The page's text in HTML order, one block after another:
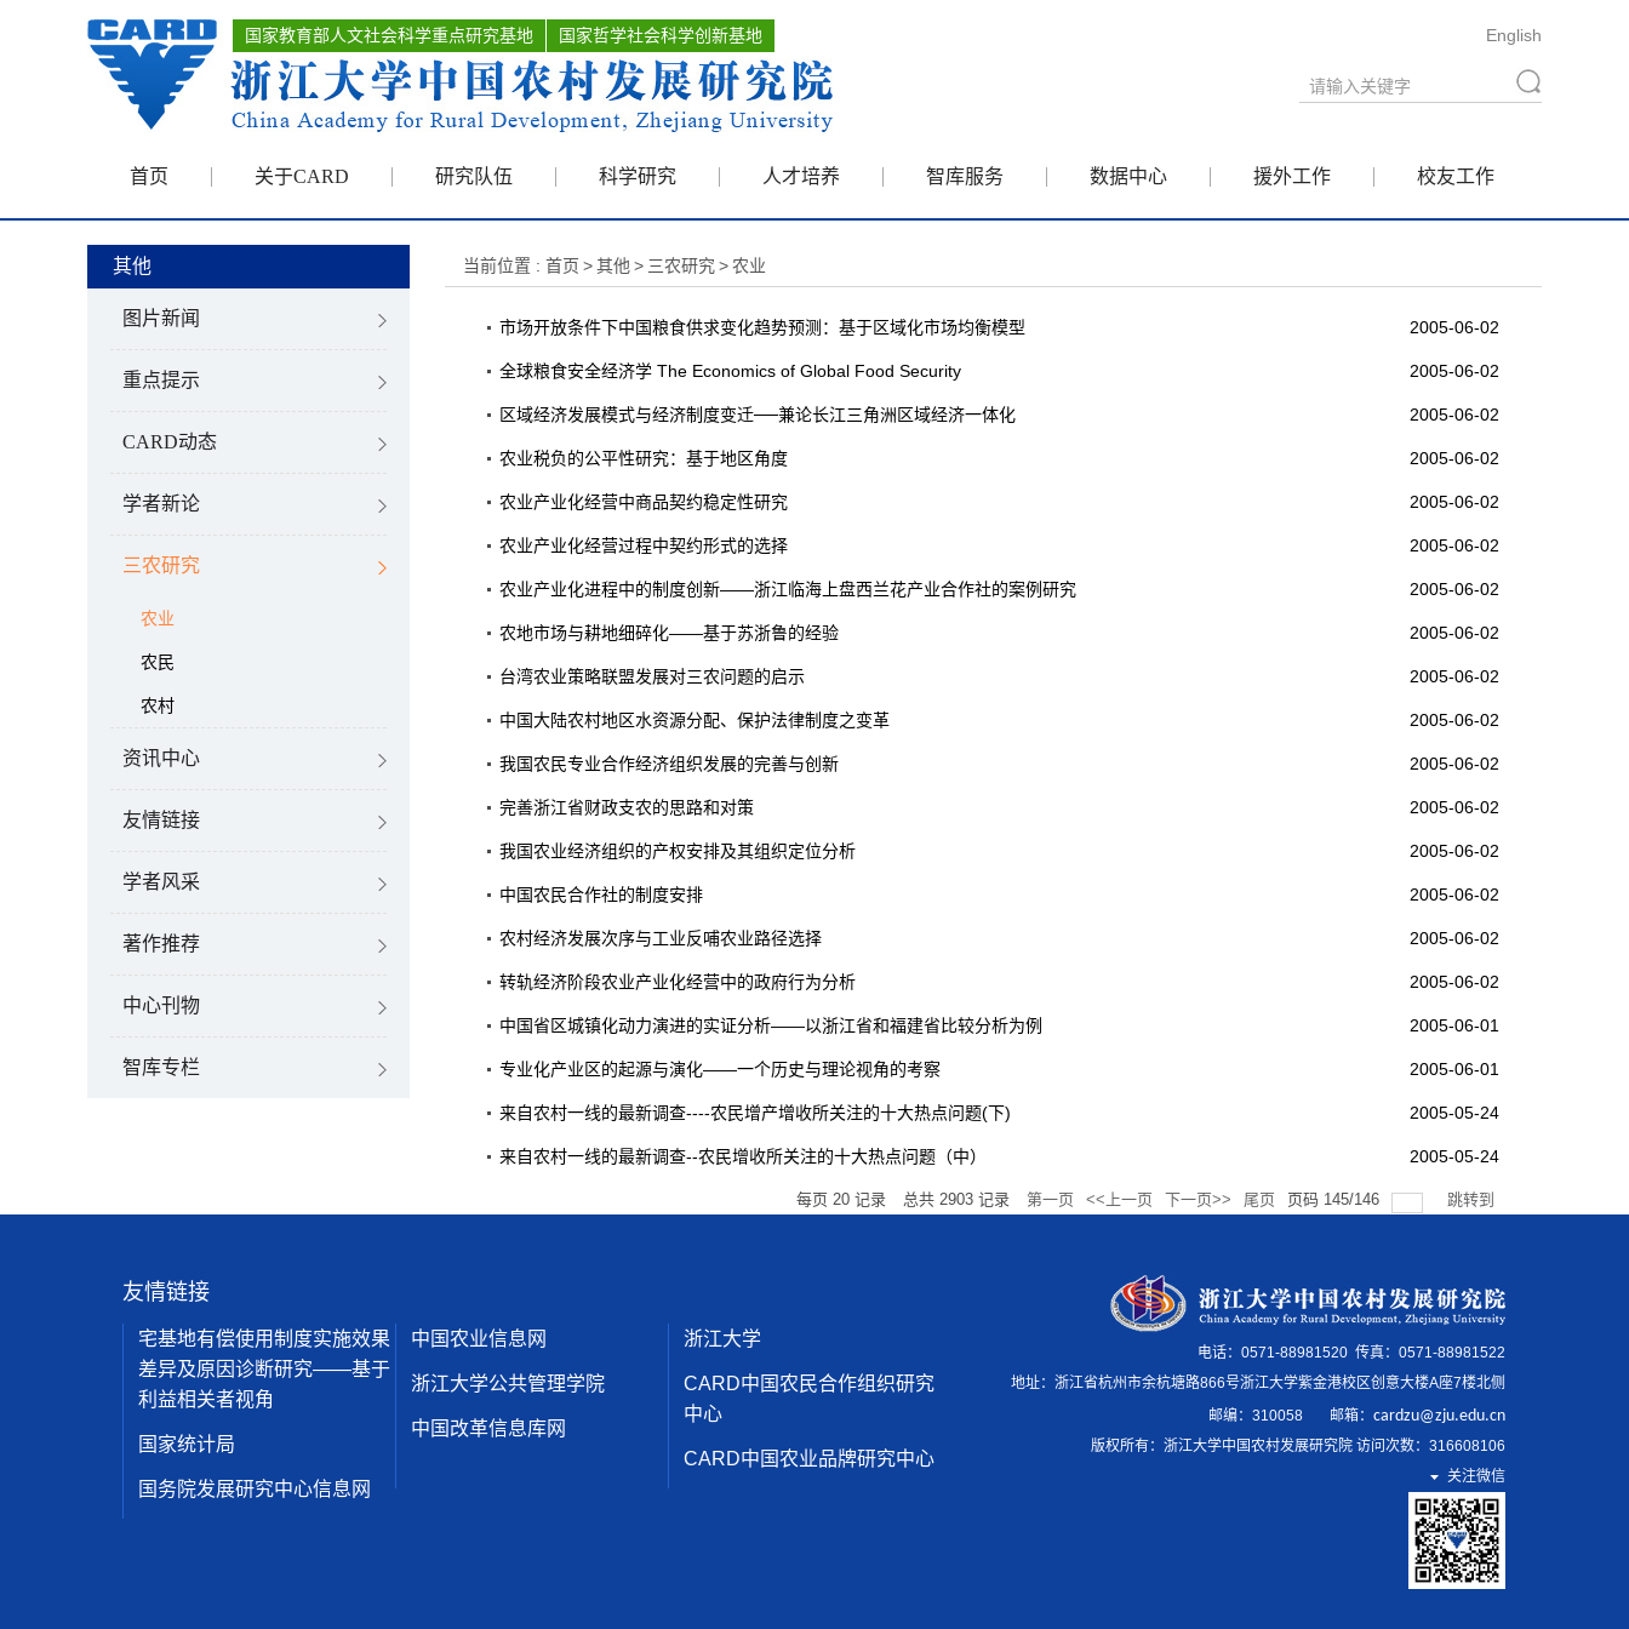
国家教育部人文社会科学重点研究基地 国家哲学社会科学创新基地 English
首页 关于CARD 研究队伍 科学研究 人才培养 智库服务 数据中心 援外工作 校友工作
其他
图片新闻
重点提示
CARD动态
学者新论
三农研究
农业
农民
农村
资讯中心
友情链接
学者风采
著作推荐
中心刊物
智库专栏
当前位置 : 首页 >其他 > 三农研究 >农业
市场开放条件下中国粮食供求变化趋势预测：基于区域化市场均衡模型 2005-06-02
全球粮食安全经济学 The Economics of Global Food Security 2005-06-02
区域经济发展模式与经济制度变迁──兼论长江三角洲区域经济一体化 2005-06-02
农业税负的公平性研究：基于地区角度 2005-06-02
农业产业化经营中商品契约稳定性研究 2005-06-02
农业产业化经营过程中契约形式的选择 2005-06-02
农业产业化进程中的制度创新——浙江临海上盘西兰花产业合作社的案例研究 2005-06-02
农地市场与耕地细碎化——基于苏浙鲁的经验 2005-06-02
台湾农业策略联盟发展对三农问题的启示 2005-06-02
中国大陆农村地区水资源分配、保护法律制度之变革 2005-06-02
我国农民专业合作经济组织发展的完善与创新 2005-06-02
完善浙江省财政支农的思路和对策 2005-06-02
我国农业经济组织的产权安排及其组织定位分析 2005-06-02
中国农民合作社的制度安排 2005-06-02
农村经济发展次序与工业反哺农业路径选择 2005-06-02
转轨经济阶段农业产业化经营中的政府行为分析 2005-06-02
中国省区城镇化动力演进的实证分析——以浙江省和福建省比较分析为例 2005-06-01
专业化产业区的起源与演化——一个历史与理论视角的考察 2005-06-01
来自农村一线的最新调查----农民增产增收所关注的十大热点问题(下) 2005-05-24
来自农村一线的最新调查--农民增收所关注的十大热点问题（中） 2005-05-24
每页 20 记录 总共 2903 记录 第一页 <<上一页 下一页>> 尾页 页码 145/146 跳转到
友情链接
宅基地有偿使用制度实施效果
差异及原因诊断研究——基于
利益相关者视角
国家统计局
国务院发展研究中心信息网
中国农业信息网
浙江大学公共管理学院
中国改革信息库网
浙江大学
CARD中国农民合作组织研究
中心
CARD中国农业品牌研究中心
电话：0571-88981520 传真：0571-88981522
地址：浙江省杭州市余杭塘路866号浙江大学紫金港校区创意大楼A座7楼北侧
邮编： 310058 邮箱 ： cardzu@zju.edu.cn
版权所有：浙江大学中国农村发展研究院 访问次数： 316608106
关注微信